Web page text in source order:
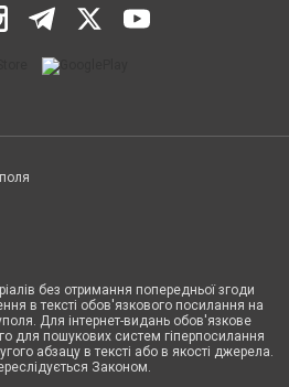
без отримання попередньої згоди
в тексті обов'язкового посилання на
Для інтернет-видань обов'язкове
для пошукових систем гіперпосилання
абзацу в тексті або в якості джерела.
Законом.